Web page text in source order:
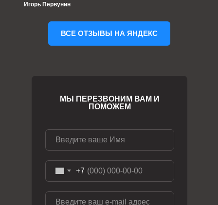
Игорь Первунин
ВСЕ ОТЗЫВЫ НА ЯНДЕКС
+7
МЫ ПЕРЕЗВОНИМ ВАМ И
ПОМОЖЕМ